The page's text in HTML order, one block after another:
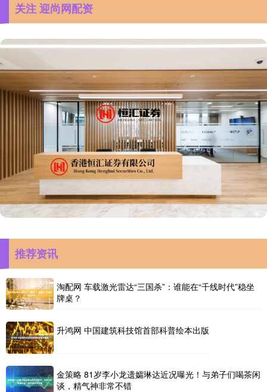
关注 迎尚网配资
推荐资讯
淘配网 车载激光雷达“三国杀”：谁能在“千线时代”稳坐
牌桌？
升鸿网 中国建筑科技馆首部科普绘本出版
金策略 81岁李小龙遗孀琳达近况曝光！与弟子们喝茶闲
谈，精气神非常不错